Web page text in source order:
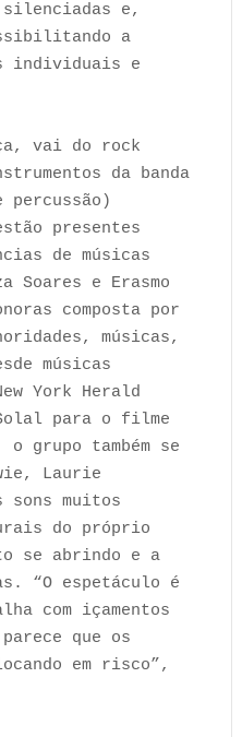
e,
a
individuais e
vai do rock
da banda
presentes
de músicas
Soares e Erasmo
composta por
músicas,
músicas
York Herald
para o filme
o grupo também se
Laurie
sons muitos
do próprio
se abrindo e a
“O espetáculo é
com içamentos
que os
em risco”,